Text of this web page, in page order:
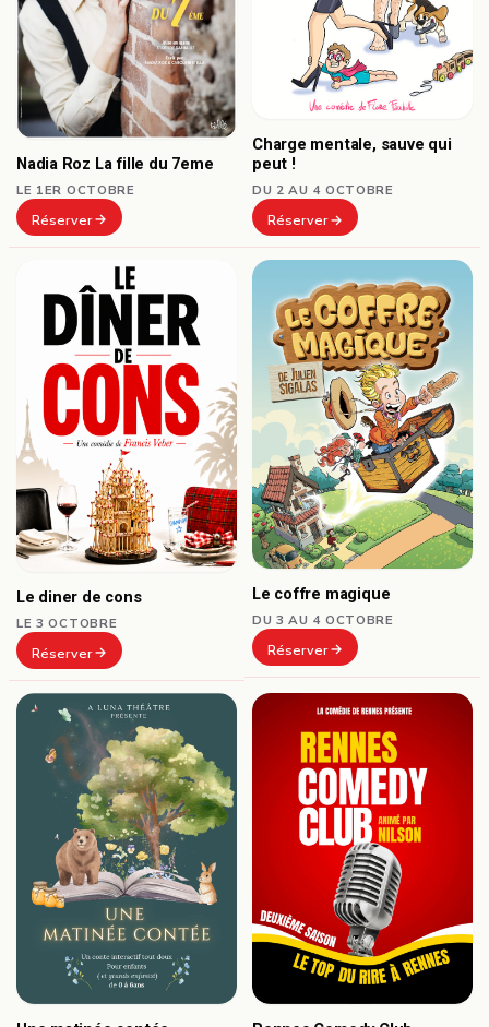
Nadia Roz La fille du 7eme
LE 1ER OCTOBRE
Réserver
Charge mentale, sauve qui
peut !
DU 2 AU 4 OCTOBRE
Réserver
Le diner de cons
LE 3 OCTOBRE
Réserver
Le coffre magique
DU 3 AU 4 OCTOBRE
Réserver